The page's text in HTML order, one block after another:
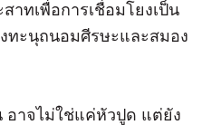
าทเพื่อการเชื่อมโยงเป็น
ทะนุถนอมศีรษะและสมอง
อาจไม่ใช่แค่หัวปูด แต่ยัง